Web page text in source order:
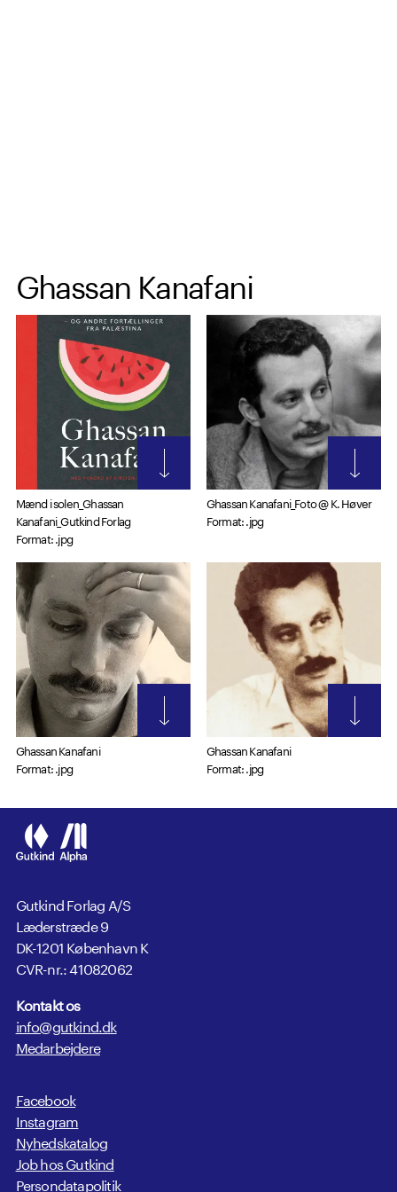
Ghassan Kanafani
Mænd i solen_Ghassan
Kanafani_Gutkind Forlag
Format: .jpg
Ghassan Kanafani_Foto @ K. Høver
Format: .jpg
Ghassan Kanafani
Format: .jpg
Ghassan Kanafani
Format: .jpg
Gutkind Forlag A/S
Læderstræde 9
DK-1201 København K
CVR-nr.: 41082062
Kontakt os
info@gutkind.dk
Medarbejdere
Facebook
Instagram
Nyhedskatalog
Job hos Gutkind
Persondatapolitik